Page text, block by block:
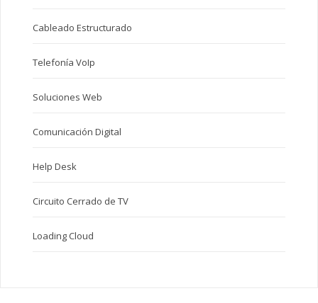
Cableado Estructurado
Telefonía VoIp
Soluciones Web
Comunicación Digital
Help Desk
Circuito Cerrado de TV
Loading Cloud